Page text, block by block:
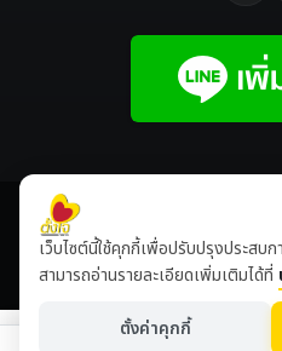
เข้าชมเดือนนี้
เว็บไซต์นี้ใช้คุกกี้เพื่อปรับปรุงประส
สามารถอ่านรายละเอียดเพิ่มเติมได้ที่
ตั้งค่าคุกกี้